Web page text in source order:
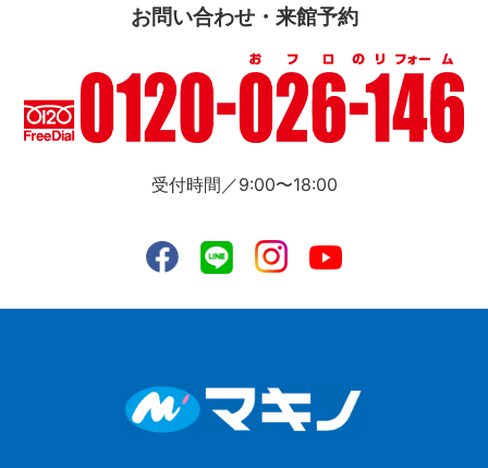
お問い合わせ・来館予約
受付時間／9:00〜18:00